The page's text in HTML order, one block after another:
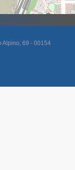
Alpino, 69 - 00154